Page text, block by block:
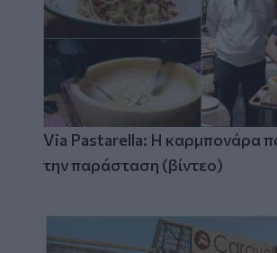
Via Pastarella: Η καρμπονάρα
την παράσταση (βίντεο)